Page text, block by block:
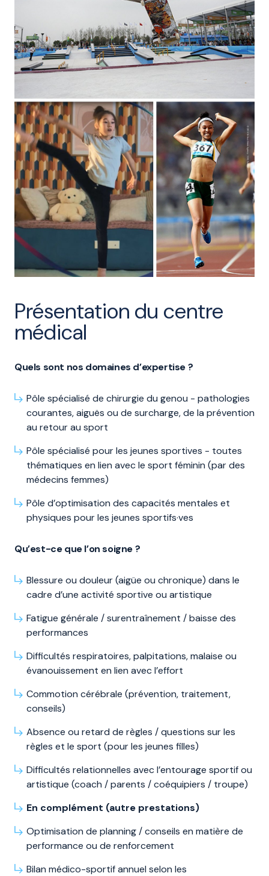
Présentation du centre
médical
Quels sont nos domaines d’expertise ?
Pôle spécialisé de chirurgie du genou - pathologies
courantes, aiguës ou de surcharge, de la prévention
au retour au sport
Pôle spécialisé pour les jeunes sportives - toutes
thématiques en lien avec le sport féminin (par des
médecins femmes)
Pôle d’optimisation des capacités mentales et
physiques pour les jeunes sportifs·ves
Qu’est-ce que l’on soigne ?
Blessure ou douleur (aigüe ou chronique) dans le
cadre d’une activité sportive ou artistique
Fatigue générale / surentraînement / baisse des
performances
Difficultés respiratoires, palpitations, malaise ou
évanouissement en lien avec l’effort
Commotion cérébrale (prévention, traitement,
conseils)
Absence ou retard de règles / questions sur les
règles et le sport (pour les jeunes filles)
Difficultés relationnelles avec l’entourage sportif ou
artistique (coach / parents / coéquipiers / troupe)
En complément (autre prestations)
Optimisation de planning / conseils en matière de
performance ou de renforcement
Bilan médico-sportif annuel selon les